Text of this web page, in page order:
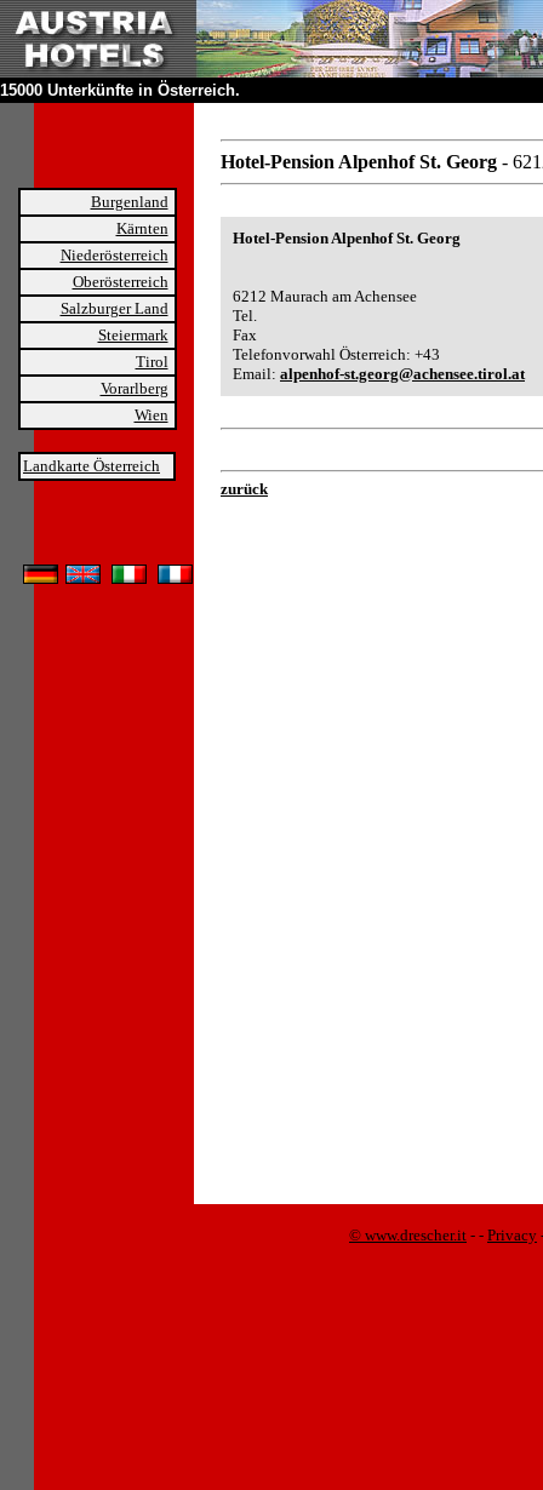
15000 Unterkünfte in Österreich.
Burgenland
Kärnten
Niederösterreich
Oberösterreich
Salzburger Land
Steiermark
Tirol
Vorarlberg
Wien
Landkarte Österreich
Hotel-Pension Alpenhof St. Georg -
Hotel-Pension Alpenhof St. Georg
6212 Maurach am Achensee
Tel.
Fax
Telefonvorwahl Österreich: +43
Email: alpenhof-st.georg@achensee.tirol.at
zurück
© www.drescher.it - - Privacy